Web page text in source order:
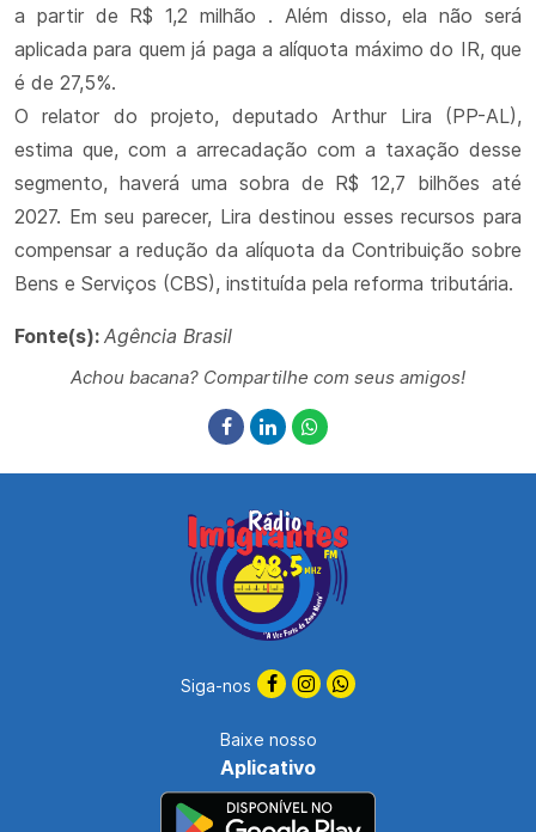
a partir de R$ 1,2 milhão . Além disso, ela não será
aplicada para quem já paga a alíquota máximo do IR, que
é de 27,5%.
O relator do projeto, deputado Arthur Lira (PP-AL),
estima que, com a arrecadação com a taxação desse
segmento, haverá uma sobra de R$ 12,7 bilhões até
2027. Em seu parecer, Lira destinou esses recursos para
compensar a redução da alíquota da Contribuição sobre
Bens e Serviços (CBS), instituída pela reforma tributária.
Fonte(s): Agência Brasil
Achou bacana? Compartilhe com seus amigos!
Siga-nos
Baixe nosso
Aplicativo